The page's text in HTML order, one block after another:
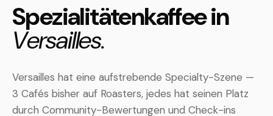
Spezialitätenkaffee in
Versailles.
Versailles hat eine aufstrebende Specialty-Szene —
3 Cafés bisher auf Roasters, jedes hat seinen Platz
durch Community-Bewertungen und Check-ins